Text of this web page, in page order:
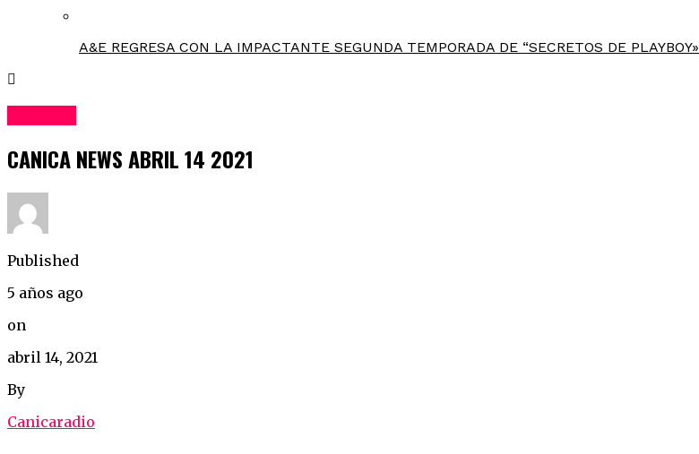
A&E REGRESA CON LA IMPACTANTE SEGUNDA TEMPORADA DE “SECRETOS DE PLAYBOY»
CANICA NEWS ABRIL 14 2021
Published
5 años ago
on
abril 14, 2021
By
Canicaradio